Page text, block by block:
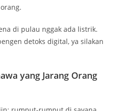
musim. Waktu musim hujan,
di Selandia Baru. Tapi pas
jadi keemasan. Dua-duanya
kapan.
ternyata banyak biawak
nggak agresif. Jangan ganggu